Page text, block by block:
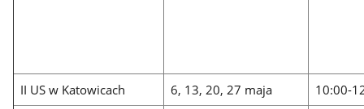
II US w Katowicach 6, 13, 20, 27 maja
10:00-